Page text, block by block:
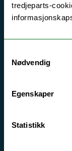
tredjeparts-
Nødvendig
Egenskaper
Statistikk
Si ifra!
Personvern
Sikkerhet,